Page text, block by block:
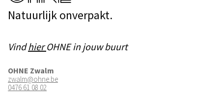
Natuurlijk onverpakt.
VindhierOHNE in jouw buurt
OHNE Zwalm
zwalm@ohne.be
0476 61 08 02